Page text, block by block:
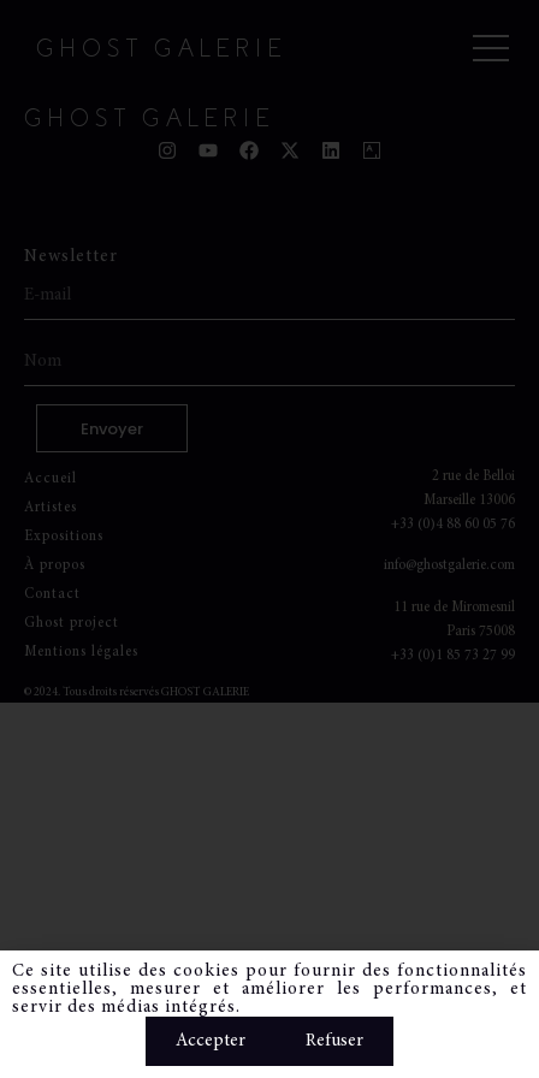
GHOST GALERIE
GHOST GALERIE
Newsletter
Envoyer
Accueil
Artistes
Expositions
À propos
Contact
Ghost project
Mentions légales
2 rue de Belloi
Marseille 13006
+33 (0)4 88 60 05 76
info@ghostgalerie.com
11 rue de Miromesnil
Paris 75008
+33 (0)1 85 73 27 99
© 2024. Tous droits réservés GHOST GALERIE
Ce site utilise des cookies pour fournir des fonctionnalités
essentielles, mesurer et améliorer les performances, et
servir des médias intégrés.
Accepter
Refuser